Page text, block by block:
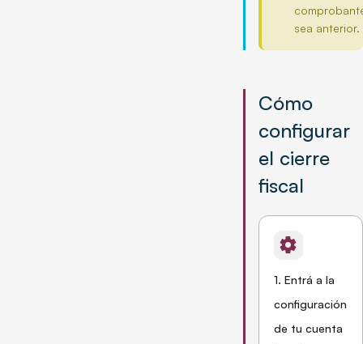
sea anterior.
Cómo
configurar
el cierre
fiscal
settings
1. Entrá a la
configuración
de tu cuenta